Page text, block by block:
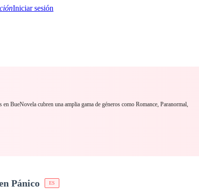
Iniciar sesión
Misterio/ThrillerOrientalJuegosHistoriaMM RomanceSci-Fi
BueNovela cubren una amplia gama de géneros como Romance, Paranormal,
Pánico ES